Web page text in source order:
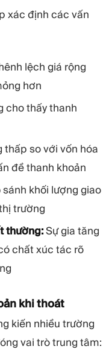
xác định các vấn
lệch giá rộng
hơn
cho thấy thanh
thấp so với vốn hóa
đề thanh khoản
khối lượng giao
trường
thường:Sự gia tăng
chất xúc tác rõ
khi thoát
kiến nhiều trường
vai trò trung tâm: